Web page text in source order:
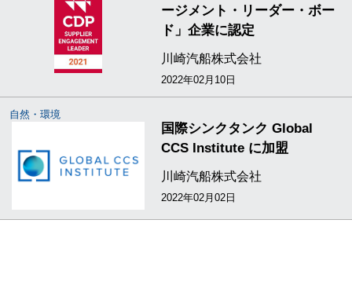
ージメント・リーダー・ボー
ド」企業に認定
川崎汽船株式会社
2022年02月10日
自然・環境
国際シンクタンク Global
CCS Institute に加盟
川崎汽船株式会社
2022年02月02日